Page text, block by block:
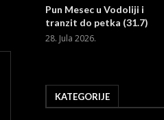
Pun Mesec u Vodoliji i
tranzit do petka (31.7)
28. Jula 2026.
KATEGORIJE